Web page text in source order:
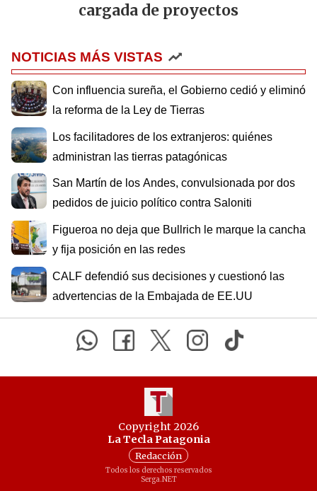
cargada de proyectos
NOTICIAS MÁS VISTAS
Con influencia sureña, el Gobierno cedió y eliminó
la reforma de la Ley de Tierras
Los facilitadores de los extranjeros: quiénes
administran las tierras patagónicas
San Martín de los Andes, convulsionada por dos
pedidos de juicio político contra Saloniti
Figueroa no deja que Bullrich le marque la cancha
y fija posición en las redes
CALF defendió sus decisiones y cuestionó las
advertencias de la Embajada de EE.UU
Copyright 2026
La Tecla Patagonia
Redacción
Todos los derechos reservados
Serga.NET